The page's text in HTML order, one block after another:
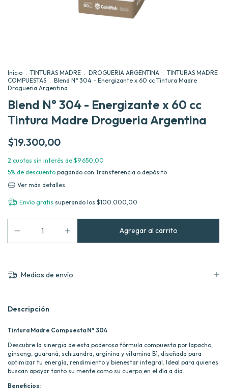
Inicio . TINTURAS MADRE . DROGUERIA ARGENTINA . TINTURAS MADRE
COMPUESTAS . Blend N° 304 - Energizante x 60 cc Tintura Madre
Drogueria Argentina
Blend N° 304 - Energizante x 60 cc
Tintura Madre Drogueria Argentina
$19.300,00
2 cuotas sin interés de $9.650,00
5% de descuento pagando con Transferencia o depósito
Ver más detalles
Envío gratis superando los $100.000,00
Medios de envío
Descripción
Tintura Madre Compuesta N° 304
Descubre la sinergia de esta poderosa fórmula compuesta por lapacho,
ginseng, guaraná, schizandra, arginina y vitamina B1, diseñada para
optimizar tu energía, rendimiento y bienestar integral. Ideal para quienes
buscan apoyar tanto su mente como su cuerpo en el día a día.
Beneficios: